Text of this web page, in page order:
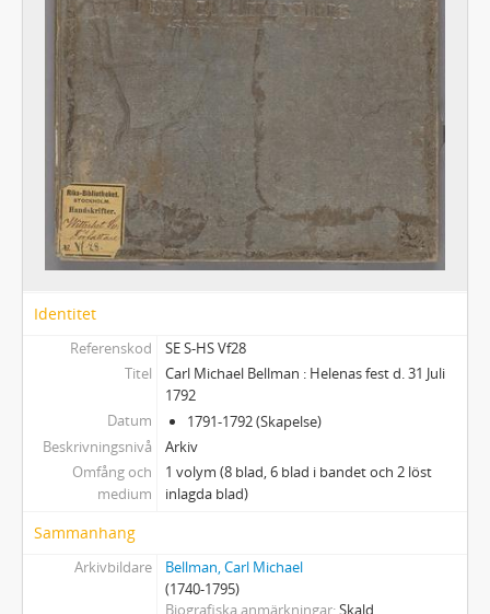
Identitet
Referenskod
SE S-HS Vf28
Titel
Carl Michael Bellman : Helenas fest d. 31 Juli
1792
Datum
1791-1792 (Skapelse)
Beskrivningsnivå
Arkiv
Omfång och
medium
1 volym (8 blad, 6 blad i bandet och 2 löst
inlagda blad)
Sammanhang
Arkivbildare
Bellman, Carl Michael
(1740-1795)
Biografiska anmärkningar Skald